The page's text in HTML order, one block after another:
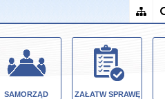
SAMORZĄD ZAŁATW SPRAWĘ